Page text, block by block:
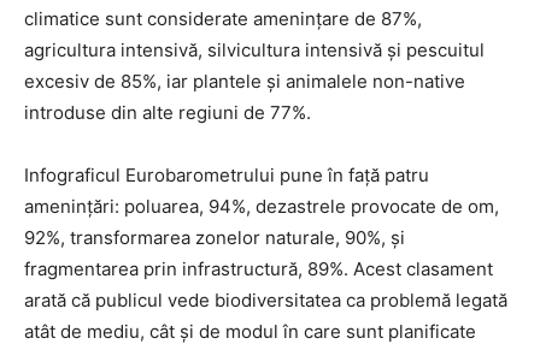
climatice sunt considerate amenințare de 87%,
agricultura intensivă, silvicultura intensivă și pescuitul
excesiv de 85%, iar plantele și animalele non-native
introduse din alte regiuni de 77%.
Infograficul Eurobarometrului pune în față patru
amenințări: poluarea, 94%, dezastrele provocate de om,
92%, transformarea zonelor naturale, 90%, și
fragmentarea prin infrastructură, 89%. Acest clasament
arată că publicul vede biodiversitatea ca problemă legată
atât de mediu, cât și de modul în care sunt planificate